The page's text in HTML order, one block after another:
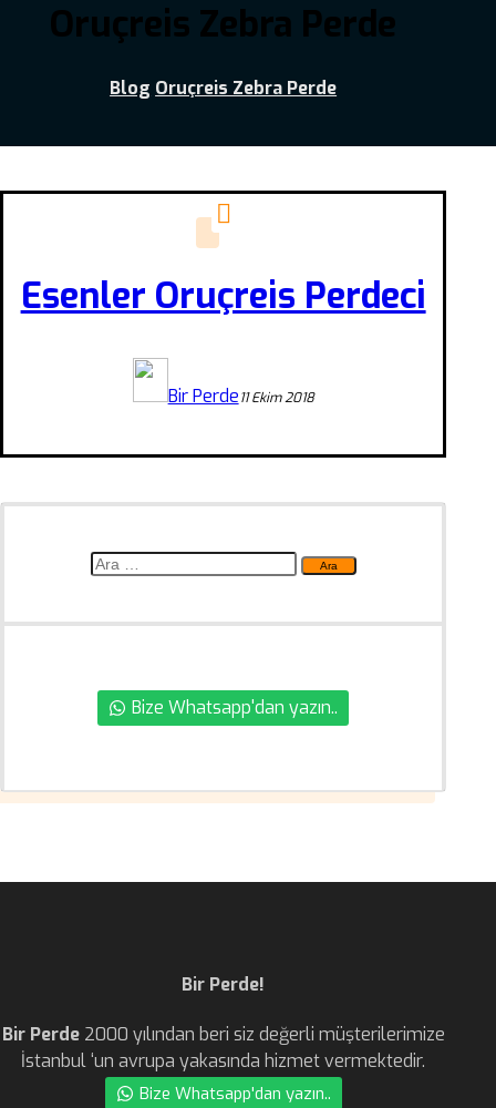
Oruçreis Zebra Perde
Blog Oruçreis Zebra Perde
Esenler Oruçreis Perdeci
Bir Perde11 Ekim 2018
Arama:
Bize Whatsapp'dan yazın..
Bir Perde!
Bir Perde2000 yılından beri siz değerli müşterilerimize
İstanbul ‘un avrupa yakasında hizmet vermektedir.
Bize Whatsapp'dan yazın..